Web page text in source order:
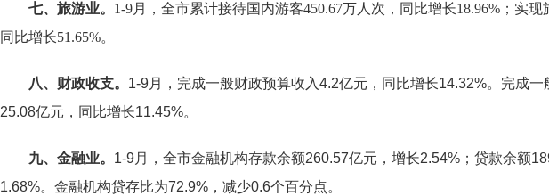
七、旅游业。 1-9月，全市累计接待国内游客450.67万人次，同比增长18.96%；实现
同比增长51.65%。
八、财政收支。 1-9月， 完成一般财政预算收入4.2亿元， 同比增长14.32%。 完成一
25.08亿元， 同比增长11.45%。
九、金融业。 1-9月，全市金融机构存款余额260.57亿元，增长2.54%；贷款余额
1.68%。金融机构贷存比为72.9%，减少0.6个百分点。